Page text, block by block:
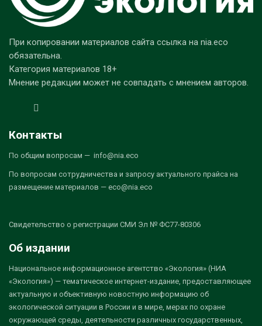
При копировании материалов сайта ссылка на nia.eco
обязательна.
Категория материалов 18+
Мнение редакции может не совпадать с мнением авторов.
Контакты
По общим вопросам — info@nia.eco
По вопросам сотрудничества и запросу актуального прайса на
размещение материалов — eco@nia.eco
Свидетельство о регистрации СМИ Эл № ФС77-80306
Об издании
Национальное информационное агентство «Экология» (НИА
«Экология») — тематическое интернет-издание, предоставляющее
актуальную и объективную новостную информацию об
экологической ситуации в России и в мире, мерах по охране
окружающей среды, деятельности различных государственных,